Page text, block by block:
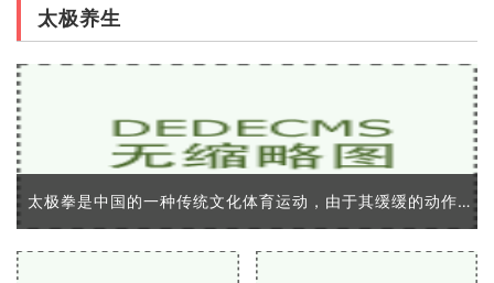
太极养生
太极拳是中国的一种传统文化体育运动，由于其缓缓的动作，柔和而富有美感的动态姿势，及具有强大功效的健身作用，越来越受到全球人民的喜爱和关注。在中国，学习太极拳具有悠